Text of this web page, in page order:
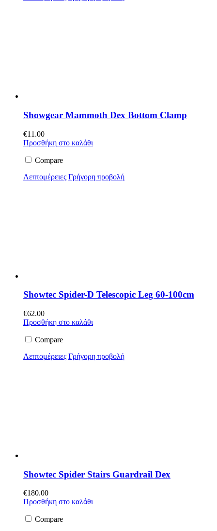
Showgear Mammoth Dex Bottom Clamp
€11.00
Προσθήκη στο καλάθι
Compare
Λεπτομέρειες Γρήγορη προβολή
Showtec Spider-D Telescopic Leg 60-100cm
€62.00
Προσθήκη στο καλάθι
Compare
Λεπτομέρειες Γρήγορη προβολή
Showtec Spider Stairs Guardrail Dex
€180.00
Προσθήκη στο καλάθι
Compare